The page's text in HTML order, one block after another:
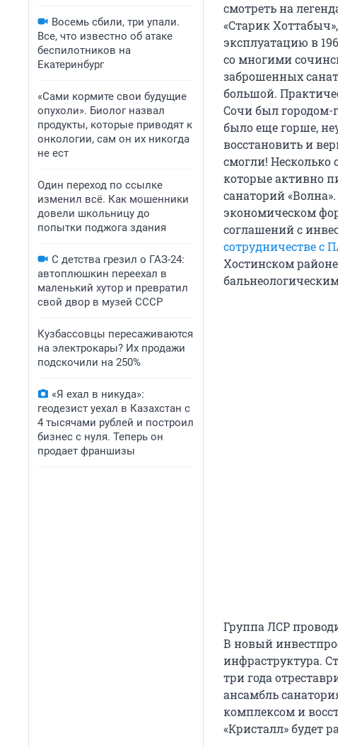
Восемь сбили, три упали.
Все, что известно об атаке
беспилотников на
Екатеринбург
«Сами кормите свои будущие
опухоли». Биолог назвал
продукты, которые приводят к
онкологии, сам он их никогда
не ест
Один переход по ссылке
изменил всё. Как мошенники
довели школьницу до
попытки поджога здания
С детства грезил о ГАЗ-24:
автоплюшкин переехал в
маленький хутор и превратил
свой двор в музей СССР
Кузбассовцы пересаживаются
на электрокары? Их продажи
подскочили на 250%
«Я ехал в никуда»:
геодезист уехал в Казахстан с
4 тысячами рублей и построил
бизнес с нуля. Теперь он
продает франшизы
смотреть на
«Старик
эксплуатацию в
со многими
заброшенных
большой.
Сочи был городом-
было еще горше,
восстановить и
смогли!
которые активно
санаторий
экономическом
соглашений с
сотрудничестве с
Хостинском
Группа ЛСР
В новый
инфраструктура.
три года
ансамбль
комплексом и
«Кристалл» будет